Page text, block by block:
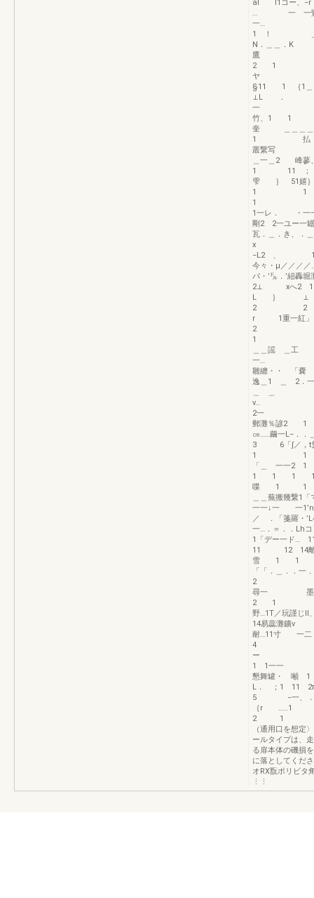
al l1コー
… 一 一鷺聯
一…
1 ！ ＿＿
N．＿
鷹
ヤ 21 1
§11 1 ｛1＿1
⊥L ．
一 窪
竹、1 1
奎 ＿＿
1 払
叢繋
＿一＿2 峰蓼
1 11 ；
雫 ｝ 51嬉｝
1
1 ＿
1一レ． ・
剛2 2一ユー一
瓦．＿．
x ㍉、
−L2 、 1
今々・μ／／／
パ・’㌦．’紐轟
2⊥ xへ
L ｝
2 2 2一一
r 1重一
2
1 ｝
＿＿謡 ＿
一… 2．
雛纏・
逸＿1
2一
郵灘％
㎝……繭一
3 6「∫
1 1 等
「＿ 一
1 1
喋 1 1
＿＿蕪搬幾
一一↓一 一
／ ．「箋羅・
一…．＝．．
1「デー一
11 12 14離
雪 1 1 1 4
「「．＿
2 2
尋一 墨 1
2 1 1 1
野…1T／玩謹じll
14易蕊
耐…11寸
4
ー
1 1一一
懇舞罐・
L． ；1
5 −一、
｛r
2 1 21 ［
（通用口を想定
ールタイプは、
る扉本体の磯損
に落としてくだ
オRX翫ポリビ
⋮⋮